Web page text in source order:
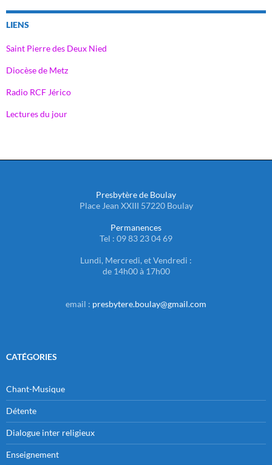
LIENS
Saint Pierre des Deux Nied
Diocèse de Metz
Radio RCF Jérico
Lectures du jour
Presbytère de Boulay
Place Jean XXIII 57220 Boulay
Permanences
Tel : 09 83 23 04 69
Lundi, Mercredi, et Vendredi :
de 14h00 à 17h00
email : presbytere.boulay@gmail.com
CATÉGORIES
Chant-Musique
Détente
Dialogue inter religieux
Enseignement